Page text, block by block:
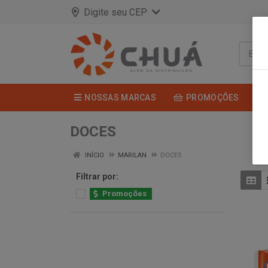
Digite seu CEP
NOSSAS MARCAS PROMOÇÕES
DOCES
INÍCIO MARILAN DOCES
Filtrar por:
Promoções